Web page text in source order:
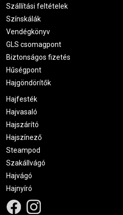
Szállítási feltételek
Színskálák
Vendégkönyv
GLS csomagpont
Biztonságos fizetés
Hűségpont
Hajgöndörítők
Hajfesték
Hajvasaló
Hajszárító
Hajszínező
Steampod
Szakállvágó
Hajvágó
Hajnyíró